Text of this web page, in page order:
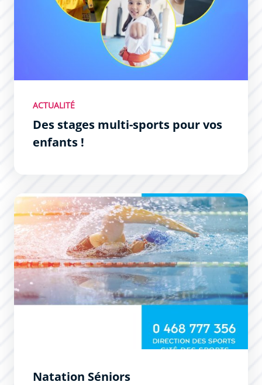
ACTUALITÉ
Des stages multi-sports pour vos
enfants !
Natation Séniors
Natation Séniors